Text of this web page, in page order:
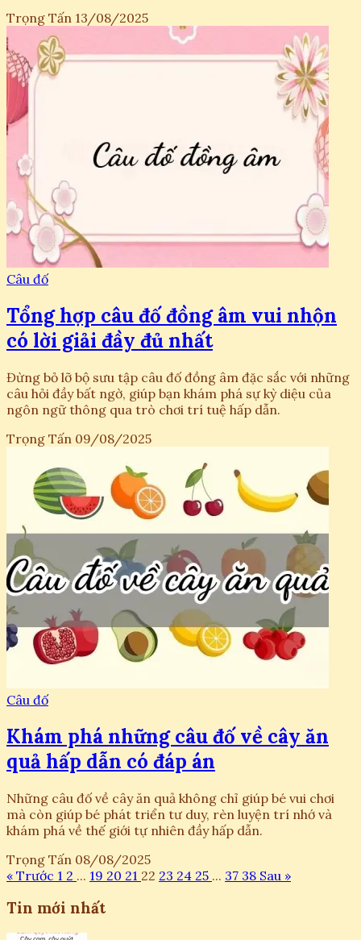
Trọng Tấn 13/08/2025
Câu đố
Tổng hợp câu đố đồng âm vui nhộn
có lời giải đầy đủ nhất
Đừng bỏ lỡ bộ sưu tập câu đố đồng âm đặc sắc với những
câu hỏi đầy bất ngờ, giúp bạn khám phá sự kỳ diệu của
ngôn ngữ thông qua trò chơi trí tuệ hấp dẫn.
Trọng Tấn 09/08/2025
Câu đố
Khám phá những câu đố về cây ăn
quả hấp dẫn có đáp án
Những câu đố về cây ăn quả không chỉ giúp bé vui chơi
mà còn giúp bé phát triển tư duy, rèn luyện trí nhớ và
khám phá về thế giới tự nhiên đầy hấp dẫn.
Trọng Tấn 08/08/2025
« Trước 1 2 ... 19 20 21 22 23 24 25 ... 37 38 Sau »
Tin mới nhất